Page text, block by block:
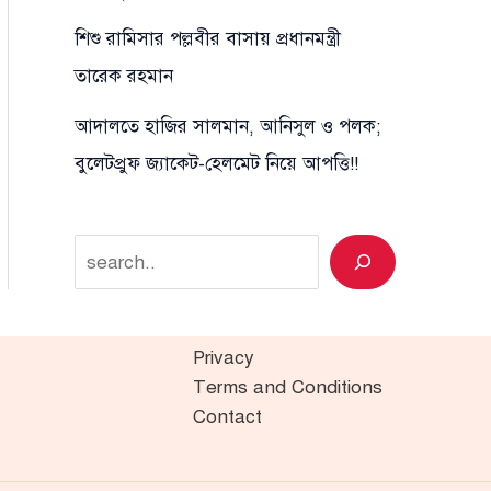
শিশু রামিসার পল্লবীর বাসায় প্রধানমন্ত্রী
তারেক রহমান
আদালতে হাজির সালমান, আনিসুল ও পলক;
বুলেটপ্রুফ জ্যাকেট-হেলমেট নিয়ে আপত্তি!!
Privacy
Terms and Conditions
Contact